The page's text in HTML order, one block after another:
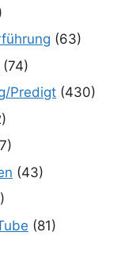
(63)
(74)
Predigt (430)
(43)
(81)